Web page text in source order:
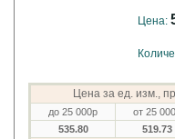
Цена:
Цена за ед. изм.,
до 25 000р от 25
535.80
519.73